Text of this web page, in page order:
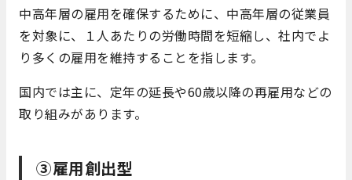
中高年層の雇用を確保するために、中高年層の従業員
を対象に、１人あたりの労働時間を短縮し、社内でよ
り多くの雇用を維持することを指します。
国内では主に、定年の延長や60歳以降の再雇用などの
取り組みがあります。
③雇用創出型